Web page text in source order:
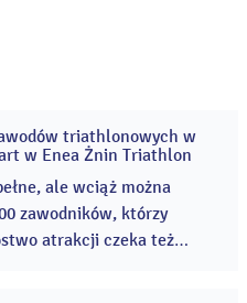
04
sie
triathlonowych w
w Enea Żnin Triathlon
ale wciąż można
zawodników, którzy
atrakcji czeka też